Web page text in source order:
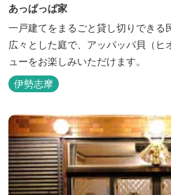
あっぱっぱ家
一戸建てをまるごと貸し切りできる
広々とした庭で、アッパッパ貝（ヒ
ューをお楽しみいただけます。
伊勢志摩